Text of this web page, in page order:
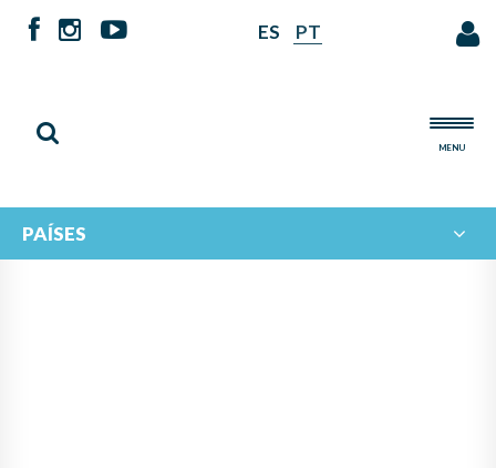
ES PT
MENU
PAÍSES